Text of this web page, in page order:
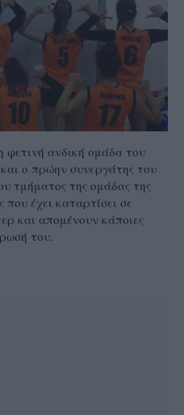
φετινή ανδική ομάδα του
ο πρώην συνεργάτης του
τμήματος της ομάδας της
έχει καταρτίσει σε
και απομένουν κάποιες
του.